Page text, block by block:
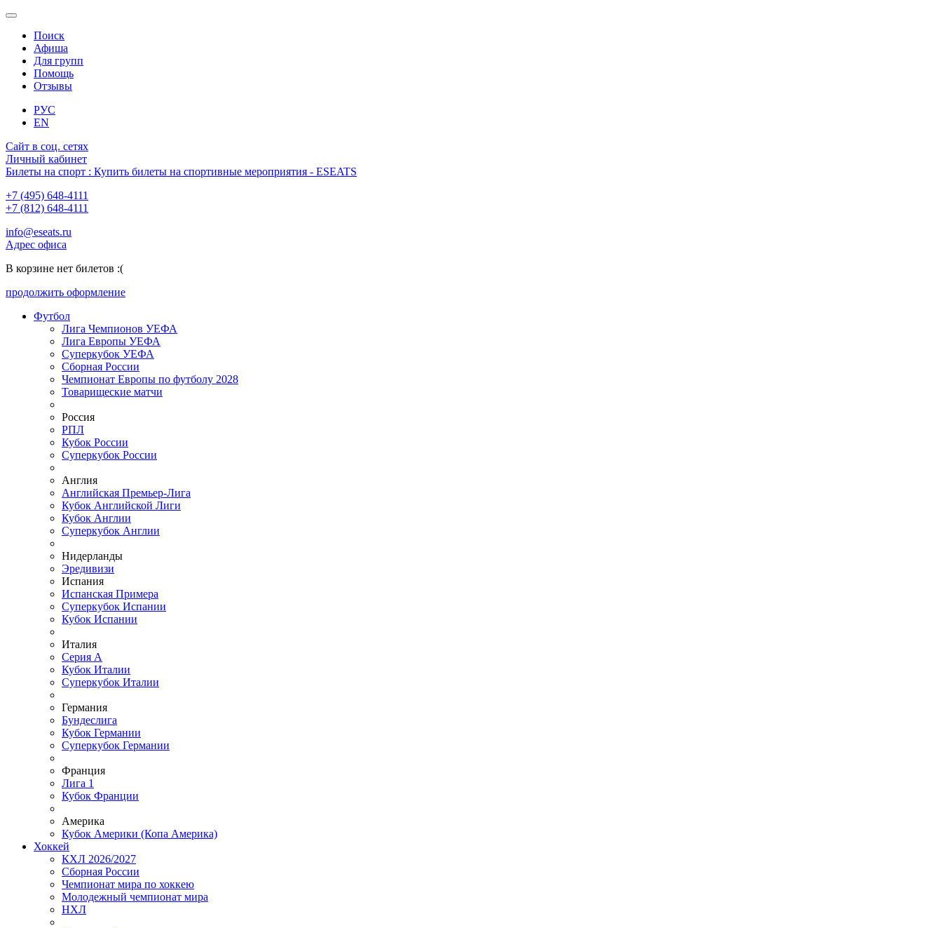
Поиск
Афиша
Для групп
Помощь
Отзывы
РУС
EN
Сайт в соц. сетях
Личный кабинет
Билеты на спорт : Купить билеты на спортивные мероприятия - ESEATS
+7 (495) 648-4111
+7 (812) 648-4111
info@eseats.ru
Адрес офиса
В корзине нет билетов :(
продолжить оформление
Футбол
Лига Чемпионов УЕФА
Лига Европы УЕФА
Суперкубок УЕФА
Сборная России
Чемпионат Европы по футболу 2028
Товарищеские матчи
Россия
РПЛ
Кубок России
Суперкубок России
Англия
Английская Премьер-Лига
Кубок Английской Лиги
Кубок Англии
Суперкубок Англии
Нидерланды
Эредивизи
Испания
Испанская Примера
Суперкубок Испании
Кубок Испании
Италия
Серия А
Кубок Италии
Суперкубок Италии
Германия
Бундеслига
Кубок Германии
Суперкубок Германии
Франция
Лига 1
Кубок Франции
Америка
Кубок Америки (Копа Америка)
Хоккей
КХЛ 2026/2027
Сборная России
Чемпионат мира по хоккею
Молодежный чемпионат мира
НХЛ